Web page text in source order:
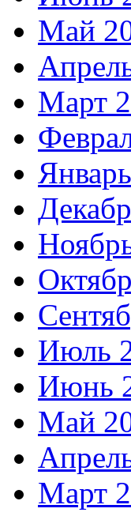
Май
Март
Июль
Июнь
Май
Март